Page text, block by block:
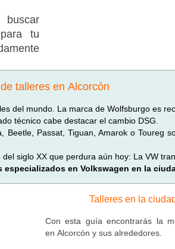
tu
talleres en Alcorcón
del mundo. La marca de Wolfsburgo es
técnico cabe destacar el cambio DSG.
Beetle, Passat, Tiguan, Amarok o Toureg
siglo XX que perdura aún hoy: La VW
especializados en Volkswagen en la
Talleres en la
Con esta guía encontrarás la
en Alcorcón y sus alrededores.